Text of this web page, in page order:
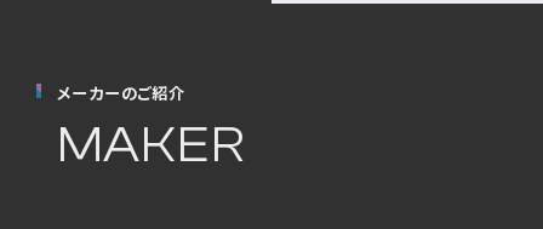
メーカーのご紹介
MAKER